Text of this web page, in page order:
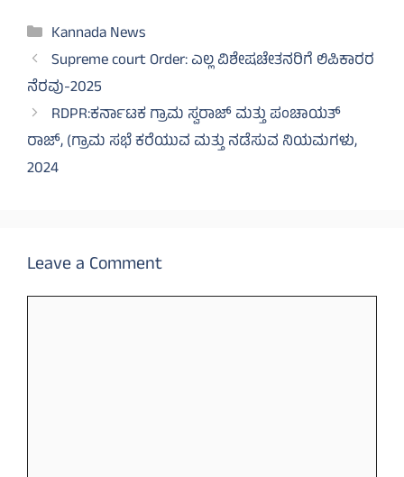
Categories
Kannada News
Supreme court Order: ಎಲ್ಲ ವಿಶೇಷಚೇತನರಿಗೆ ಲಿಪಿಕಾರರ
ನೆರವು-2025
RDPR:ಕರ್ನಾಟಕ ಗ್ರಾಮ ಸ್ವರಾಜ್ ಮತ್ತು ಪಂಚಾಯತ್
ರಾಜ್, (ಗ್ರಾಮ ಸಭೆ ಕರೆಯುವ ಮತ್ತು ನಡೆಸುವ ನಿಯಮಗಳು,
2024
Leave a Comment